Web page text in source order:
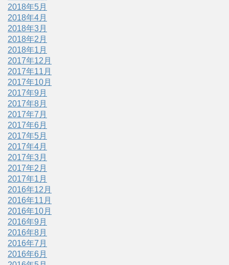
2018年5月
2018年4月
2018年3月
2018年2月
2018年1月
2017年12月
2017年11月
2017年10月
2017年9月
2017年8月
2017年7月
2017年6月
2017年5月
2017年4月
2017年3月
2017年2月
2017年1月
2016年12月
2016年11月
2016年10月
2016年9月
2016年8月
2016年7月
2016年6月